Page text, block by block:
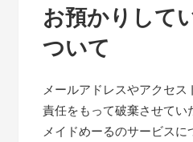
お預かりして
ついて
メールアドレスやアクセス
責任をもって破棄させてい
メイドめーるのサービス